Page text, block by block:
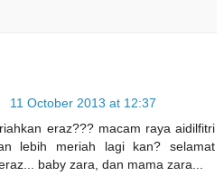
11 October 2013 at 12:37
eraz??? macam raya aidilfitri
lebih meriah lagi kan? selamat
baby zara, dan mama zara...